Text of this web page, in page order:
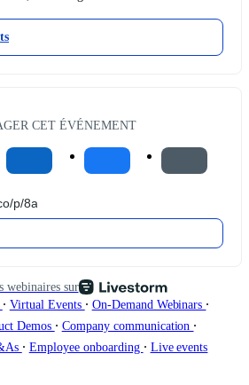
CET ÉVÉNEMENT
webinaires sur
∙ Virtual Events ∙ On-Demand Webinars ∙
Demos ∙ Company communication ∙
∙ Employee onboarding ∙ Live events